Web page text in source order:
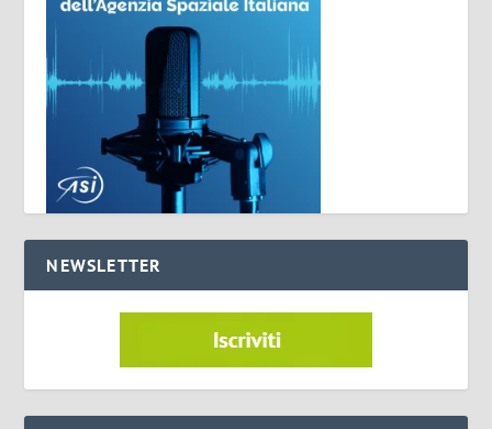
NEWSLETTER